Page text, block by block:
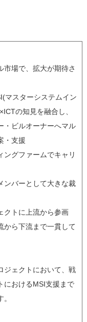
市場で、拡大が期待さ
マスターシステムイン
の知見を融合し、
・ビルオーナーへマル
・支援
ングファームでキャリ
ンバーとして大きな裁
クトに上流から参画
から下流まで一貫して
ジェクトにおいて、戦
におけるMSI支援まで